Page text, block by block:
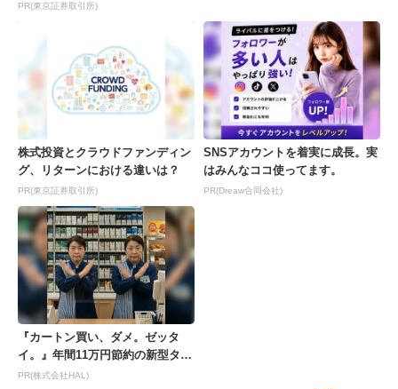
PR(東京証券取引所)
株式投資とクラウドファンディン
グ、リターンにおける違いは？
PR(東京証券取引所)
SNSアカウントを着実に成長。実
はみんなココ使ってます。
PR(Dreaw合同会社)
『カートン買い、ダメ。ゼッタ
イ。』年間11万円節約の新型タバ
コが爆売れ
PR(株式会社HAL)